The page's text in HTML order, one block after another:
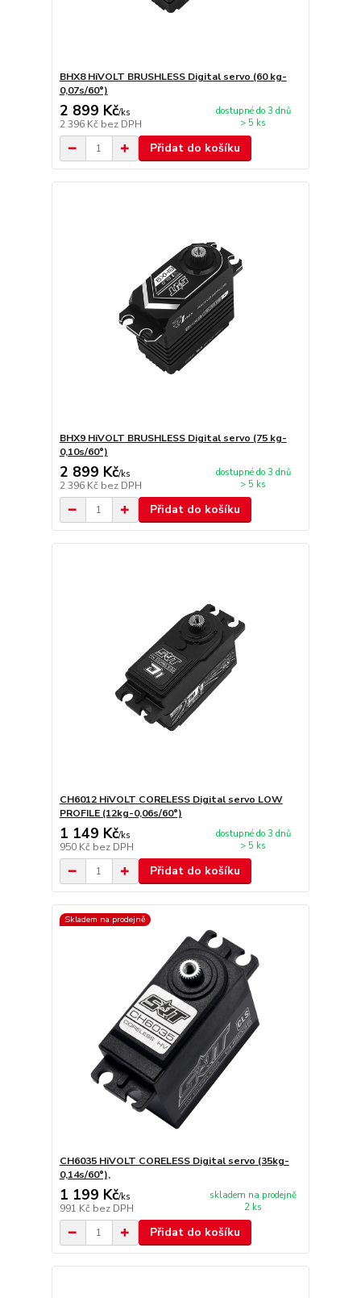
BHX8 HiVOLT BRUSHLESS Digital servo (60 kg-
0,07s/60°)
2 899 Kč/ks
2 396 Kč bez DPH
dostupné do 3 dnů
> 5 ks
Přidat do košíku
BHX9 HiVOLT BRUSHLESS Digital servo (75 kg-
0,10s/60°)
2 899 Kč/ks
2 396 Kč bez DPH
dostupné do 3 dnů
> 5 ks
Přidat do košíku
CH6012 HiVOLT CORELESS Digital servo LOW
PROFILE (12kg-0,06s/60°)
1 149 Kč/ks
950 Kč bez DPH
dostupné do 3 dnů
> 5 ks
Přidat do košíku
Skladem na prodejně
CH6035 HiVOLT CORELESS Digital servo (35kg-
0,14s/60°),
1 199 Kč/ks
991 Kč bez DPH
skladem na prodejně
2 ks
Přidat do košíku